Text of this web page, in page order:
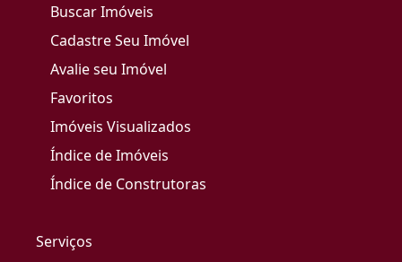
Buscar Imóveis
Cadastre Seu Imóvel
Avalie seu Imóvel
Favoritos
Imóveis Visualizados
Índice de Imóveis
Índice de Construtoras
Serviços